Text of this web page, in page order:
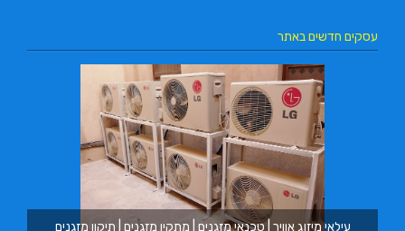
עסקים חדשים באתר
עילאי מיזוג אוויר | טכנאי מזגנים | מתקין מזגנים | תיקון מזגנים